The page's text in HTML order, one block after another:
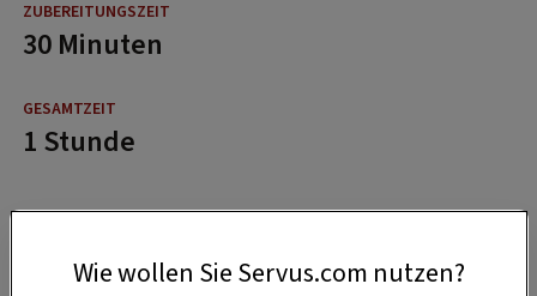
30 Minuten
1 Stunde
Wie wollen Sie Servus.com nutzen?